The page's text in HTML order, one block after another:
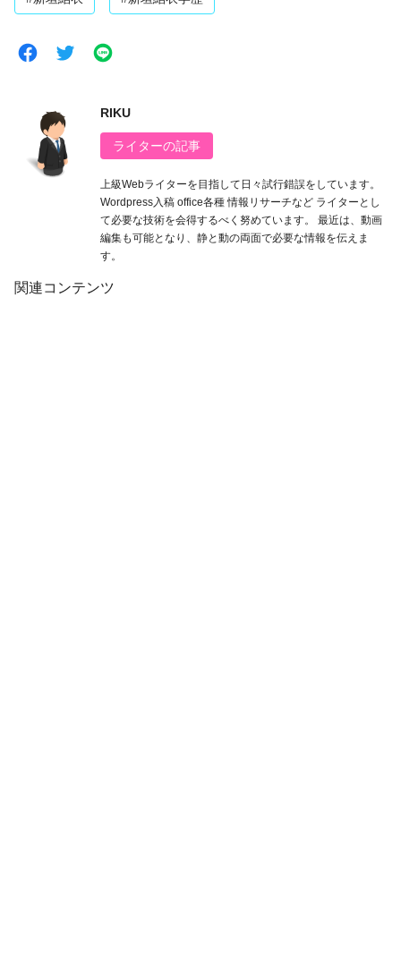
RIKU
ライターの記事
上級Webライターを目指して日々試行錯誤をしています。
Wordpress入稿 office各種 情報リサーチなど ライターとし
て必要な技術を会得するべく努めています。 最近は、動画
編集も可能となり、静と動の両面で必要な情報を伝えま
す。
関連コンテンツ